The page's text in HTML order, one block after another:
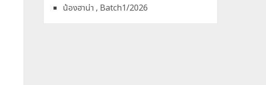
น้องฮาน่า , Batch1/2026